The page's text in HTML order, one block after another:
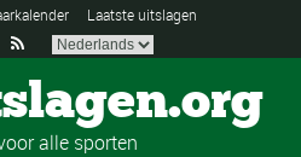
Laatste uitslagen

alle sporten